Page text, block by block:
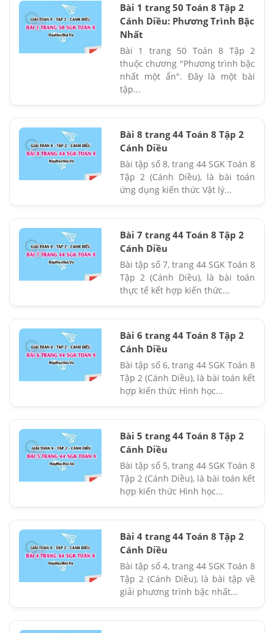
Bài 1 trang 50 Toán 8 Tập 2
Cánh Diều: Phương Trình Bậc
Nhất
Bài 1 trang 50 Toán 8 Tập 2
thuộc chương "Phương trình bậc
nhất một ẩn". Đây là một bài
tập...
Bài 8 trang 44 Toán 8 Tập 2
Cánh Diều
Bài tập số 8, trang 44 SGK Toán 8
Tập 2 (Cánh Diều), là bài toán
ứng dụng kiến thức Vật lý...
Bài 7 trang 44 Toán 8 Tập 2
Cánh Diều
Bài tập số 7, trang 44 SGK Toán 8
Tập 2 (Cánh Diều), là bài toán
thực tế kết hợp kiến thức...
Bài 6 trang 44 Toán 8 Tập 2
Cánh Diều
Bài tập số 6, trang 44 SGK Toán 8
Tập 2 (Cánh Diều), là bài toán kết
hợp kiến thức Hình học...
Bài 5 trang 44 Toán 8 Tập 2
Cánh Diều
Bài tập số 5, trang 44 SGK Toán 8
Tập 2 (Cánh Diều), là bài toán kết
hợp kiến thức Hình học...
Bài 4 trang 44 Toán 8 Tập 2
Cánh Diều
Bài tập số 4, trang 44 SGK Toán 8
Tập 2 (Cánh Diều), là bài tập về
giải phương trình bậc nhất...